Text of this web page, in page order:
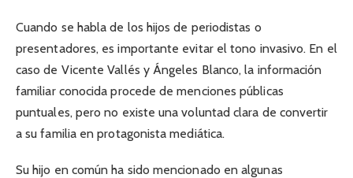
Cuando se habla de los hijos de periodistas o
presentadores, es importante evitar el tono invasivo. En el
caso de Vicente Vallés y Ángeles Blanco, la información
familiar conocida procede de menciones públicas
puntuales, pero no existe una voluntad clara de convertir
a su familia en protagonista mediática.
Su hijo en común ha sido mencionado en algunas